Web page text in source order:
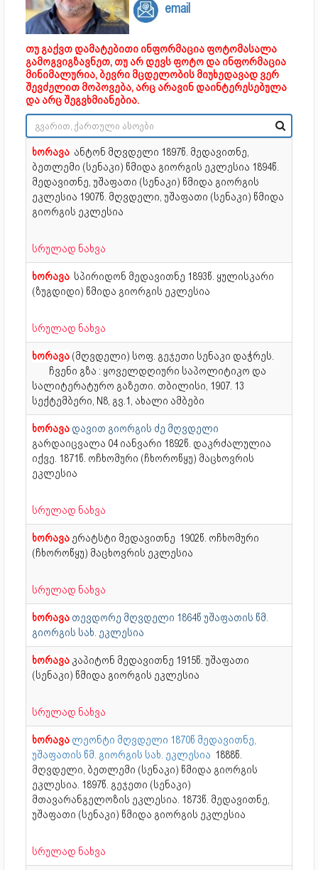
email
თუ გაქვთ დამატებითი ინფორმაცია ფოტომასალა
გამოგვიგზავნეთ, თუ არ დევს ფოტო და ინფორმაცია
მინიმალურია, ბევრი მცდელობის მიუხედავად ვერ
შევძელით მოპოვება, არც არავინ დაინტერესებულა
და არც შეგვხმიანებია.
ხორავა ანტონ მღვდელი 1897წ. მედავითნე,
ბეთლემი (სენაკი) წმიდა გიორგის ეკლესია 1894წ.
მედავითნე, უშაფათი (სენაკი) წმიდა გიორგის
ეკლესია 1907წ. მღვდელი, უშაფათი (სენაკი) წმიდა
გიორგის ეკლესია
სრულად ნახვა
ხორავა სპირიდონ მედავითნე 1893წ. ყულისკარი
(ზუგდიდი) წმიდა გიორგის ეკლესია
სრულად ნახვა
ხორავა (მღვდელი) სოფ. გეჯეთი სენაკი დაჭრეს.
ჩვენი გზა : ყოველდღიური საპოლიტიკო და
სალიტერატურო გაზეთი. თბილისი, 1907. 13
სექტემბერი, N8, გვ.1, ახალი ამბები
ხორავა დავით გიორგის ძე მღვდელი
გარდაიცვალა 04 იანვარი 1892წ. დაკრძალულია
იქვე. 1871წ. ოჩხომური (ჩხოროწყუ) მაცხოვრის
ეკლესია
სრულად ნახვა
ხორავა ერატსტი მედავითნე 1902წ. ოჩხომური
(ჩხოროწყუ) მაცხოვრის ეკლესია
სრულად ნახვა
ხორავა თევდორე მღვდელი 1864წ უშაფათის წმ.
გიორგის სახ. ეკლესია
ხორავა კაპიტონ მედავითნე 1915წ. უშაფათი
(სენაკი) წმიდა გიორგის ეკლესია
სრულად ნახვა
ხორავა ლეონტი მღვდელი 1870წ მედავითნე,
უშაფათის წმ. გიორგის სახ. ეკლესია 1888წ.
მღვდელი, ბეთლემი (სენაკი) წმიდა გიორგის
ეკლესია. 1897წ. გეჯეთი (სენაკი)
მთავარანგელოზის ეკლესია. 1873წ. მედავითნე,
უშაფათი (სენაკი) წმიდა გიორგის ეკლესია
სრულად ნახვა